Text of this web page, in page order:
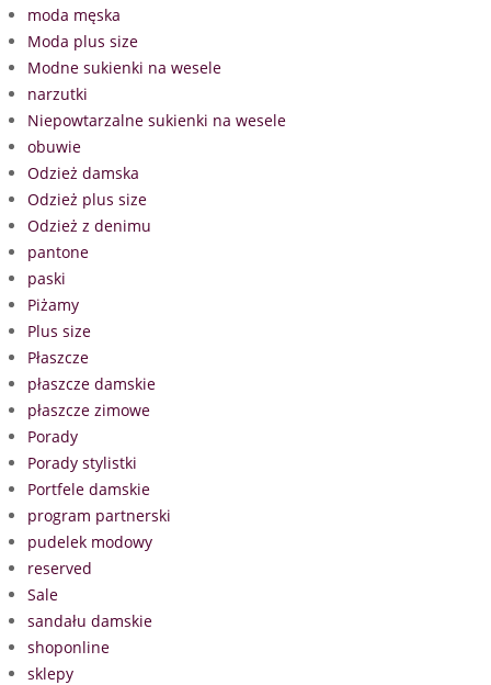
moda męska
Moda plus size
Modne sukienki na wesele
narzutki
Niepowtarzalne sukienki na wesele
obuwie
Odzież damska
Odzież plus size
Odzież z denimu
pantone
paski
Piżamy
Plus size
Płaszcze
płaszcze damskie
płaszcze zimowe
Porady
Porady stylistki
Portfele damskie
program partnerski
pudelek modowy
reserved
Sale
sandału damskie
shoponline
sklepy